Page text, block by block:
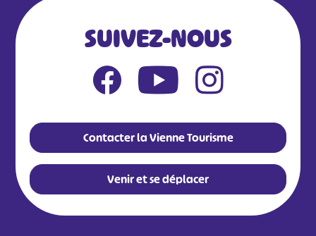
SUIVEZ-NOUS
Contacter la Vienne Tourisme
Venir et se déplacer
#
#
#
#